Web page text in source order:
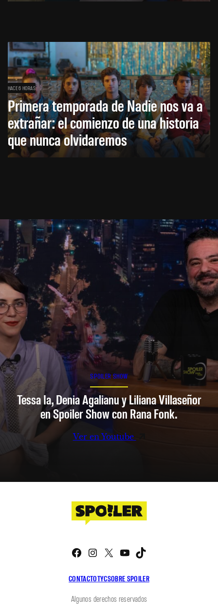
HACE 6 HORAS
Primera temporada de Nadie nos va a
extrañar: el comienzo de una historia
que nunca olvidaremos
SPOILER SHOW
Tessa Ia, Denia Agalianu y Liliana Villaseñor
en Spoiler Show con Rana Fonk.
Ver en Youtube
CONTACTOTYCSOBRE SPOILER
Facebook
Instagram
X YouTube
Algunos derechos reservados